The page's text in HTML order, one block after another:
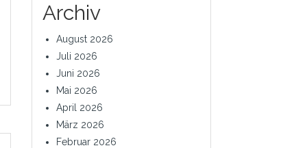
Archiv
August 2026
Juli 2026
Juni 2026
Mai 2026
April 2026
März 2026
Februar 2026